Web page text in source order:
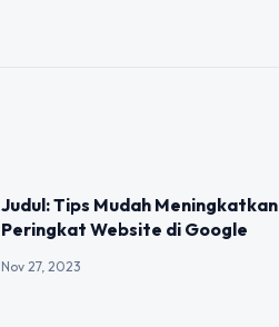
Judul: Tips Mudah Meningkatkan
Peringkat Website di Google
Nov 27, 2023